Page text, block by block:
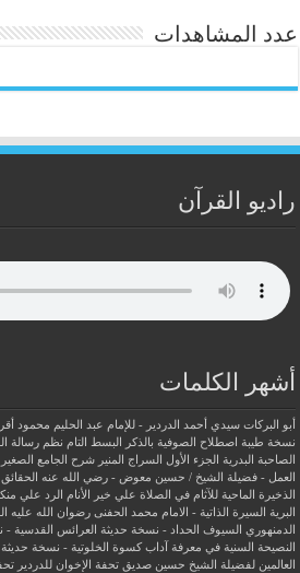
عدد المشاهدات
راديو القرآن
أشهر الكلمات
أبو البركات سيدي أحمد الدردير - للإمام عبد الحليم محمود
نسخة طيبة اصطلاح الصوفية بالذكر البسط التام نظم رسالة
الصاحبة البدرية
الجزء الأول السراج المنير شرح الجامع
العمل - فضيلة الشيخ / حسين معوض - رضي الله عنه
الذخيرة الماحية للآثام في الصلاة علي خير الأنام
الرد علي
البرية
السيرة الذاتية - الامام محمد الحفنى رضوان الله عليه
الدمنهوري
السيوف الحداد - نسخة حديثة العرائس القدسية
النصيحة السنية في معرفة آداب كسوة الخلوتية - نسخة حديثة
العالمين لفضيلة الشيخ حسين صديق
تحفة الإخوان للدردير